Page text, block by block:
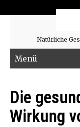
Natürliche
Menü
Die
Wirkung